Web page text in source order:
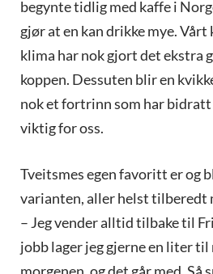
begynte tidlig med kaffe i
gjør at en kan drikke mye. Vårt
klima har nok gjort det ekstra
koppen. Dessuten blir en
nok et fortrinn som har
viktig for oss.
Tveitsmes egen favoritt er og
varianten, aller helst tilberedt
– Jeg vender alltid tilbake til
jobb lager jeg gjerne en liter til